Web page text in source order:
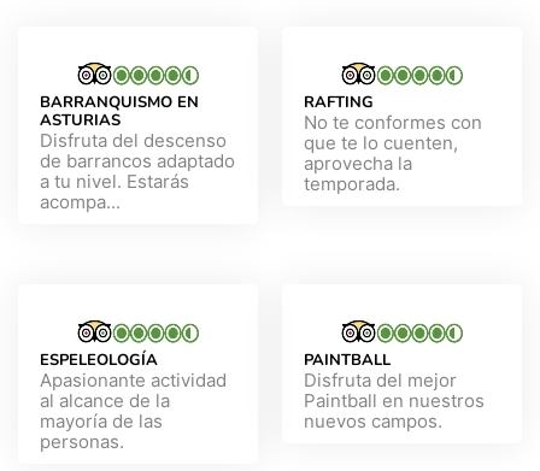
BARRANQUISMO EN
ASTURIAS
Disfruta del descenso
de barrancos adaptado
a tu nivel. Estarás
acompa...
RAFTING
No te conformes con
que te lo cuenten,
aprovecha la
temporada.
ESPELEOLOGÍA
Apasionante actividad
al alcance de la
mayoría de las
personas.
PAINTBALL
Disfruta del mejor
Paintball en nuestros
nuevos campos.